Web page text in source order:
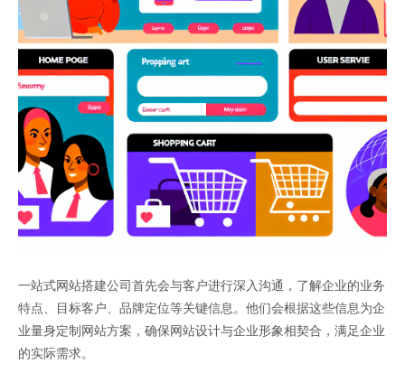
一站式网站搭建公司首先会与客户进行深入沟通，了解企业的业务
特点、目标客户、品牌定位等关键信息。他们会根据这些信息为企
业量身定制网站方案，确保网站设计与企业形象相契合，满足企业
的实际需求。